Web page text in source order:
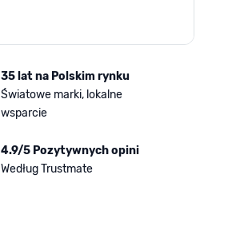
35 lat na Polskim rynku
Światowe marki, lokalne
wsparcie
4.9/5 Pozytywnych opini
Według Trustmate